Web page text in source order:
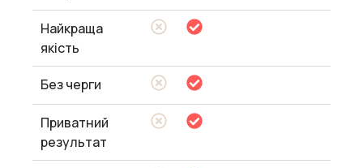
Найкраща
якість
Без черги
Приватний
результат